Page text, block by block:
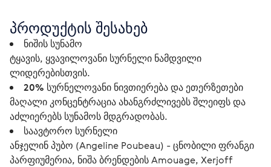
პროდუქტის შესახებ
ნიშის სუნამო
ტყავის, ყვავილოვანი სურნელი ნამდვილი
ლიდერებისთვის.
20% სურნელოვანი ნივთიერება და ეთერზეთები
მაღალი კონცენტრაცია ახანგრძლივებს შლეიფს და
აძლიერებს სუნამოს მდგრადობას.
საავტორო სურნელი
ანჯელინ პუბო (Angeline Poubeau) - ცნობილი ფრანგი
პარფიუმერია, ნიშა ბრენდების Amouage, Xerjoff